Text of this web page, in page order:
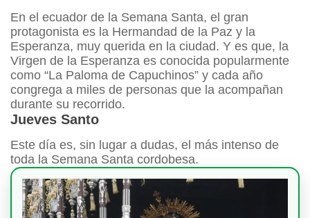
En el ecuador de la Semana Santa, el gran
protagonista es la Hermandad de la Paz y la
Esperanza, muy querida en la ciudad. Y es que, la
Virgen de la Esperanza es conocida popularmente
como “La Paloma de Capuchinos” y cada año
congrega a miles de personas que la acompañan
durante su recorrido.
Jueves Santo
Este día es, sin lugar a dudas, el más intenso de
toda la Semana Santa cordobesa.